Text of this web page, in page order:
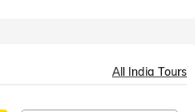
All India Tours